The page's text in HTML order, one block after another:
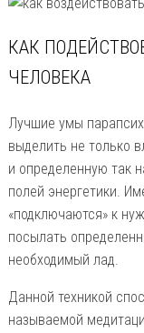
КАК
ЧЕЛОВЕКА
Лучшие умы
выделить не только
и определенную так
полей энергетики.
«подключаются» к
посылать
необходимый лад.
Данной техникой
называемой